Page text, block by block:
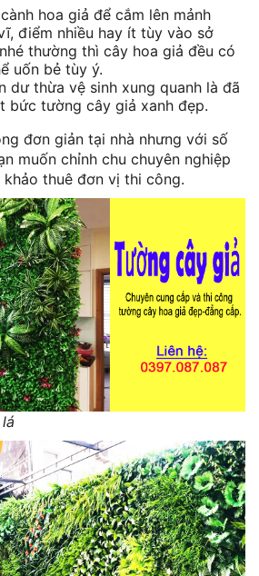
hoa giả để cắm lên mảnh
điểm nhiều hay ít tùy vào sở
thường thì cây hoa giả đều có
uốn bẻ tùy ý.
dư thừa vệ sinh xung quanh là đã
bức tường cây giả xanh đẹp.
đơn giản tại nhà nhưng với số
muốn chỉnh chu chuyên nghiệp
thuê đơn vị thi công.